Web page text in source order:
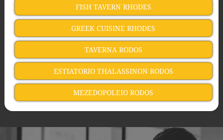
FISH TAVERN RHODES
GREEK CUISINE RHODES
TAVERNA RODOS
ESTIATORIO THALASSINON RODOS
MEZEDOPOLEIO RODOS